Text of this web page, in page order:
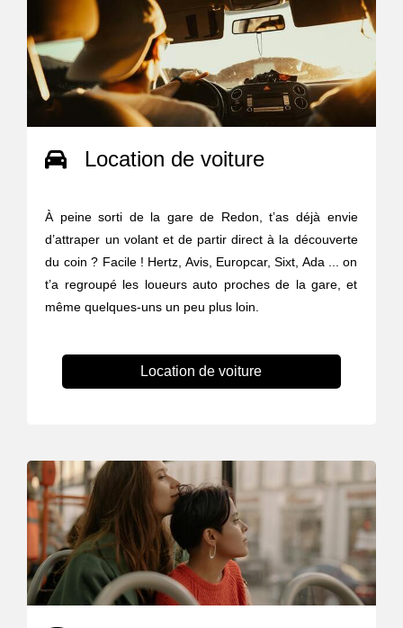
Location de voiture
À peine sorti de la gare de Redon, t’as déjà envie
d’attraper un volant et de partir direct à la découverte
du coin ? Facile ! Hertz, Avis, Europcar, Sixt, Ada ... on
t’a regroupé les loueurs auto proches de la gare, et
même quelques-uns un peu plus loin.
Location de voiture